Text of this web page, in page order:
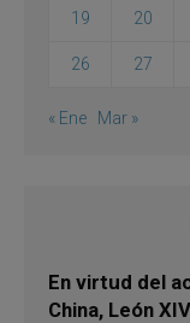
19 20
26 27
« Ene Mar »
En virtud del
China, León